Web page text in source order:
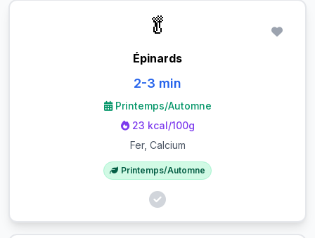
🥬
Épinards
2-3 min
Printemps/Automne
23 kcal/100g
Fer, Calcium
Printemps/Automne